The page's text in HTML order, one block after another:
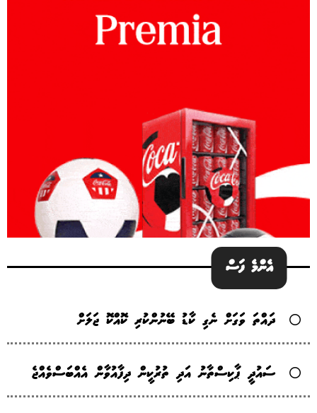
އެންމެ ފަސް
ދައްތަ ވަގަށް ނެގި ކާޑު ބޭނުންކުރި ކޮއްކޮ ޖަލަށް
ސައުދީ ޕާކިސްތާނު އަދި ތުރުކީން ދިފާއުވާން އެއްބަސްވެއްޖެ